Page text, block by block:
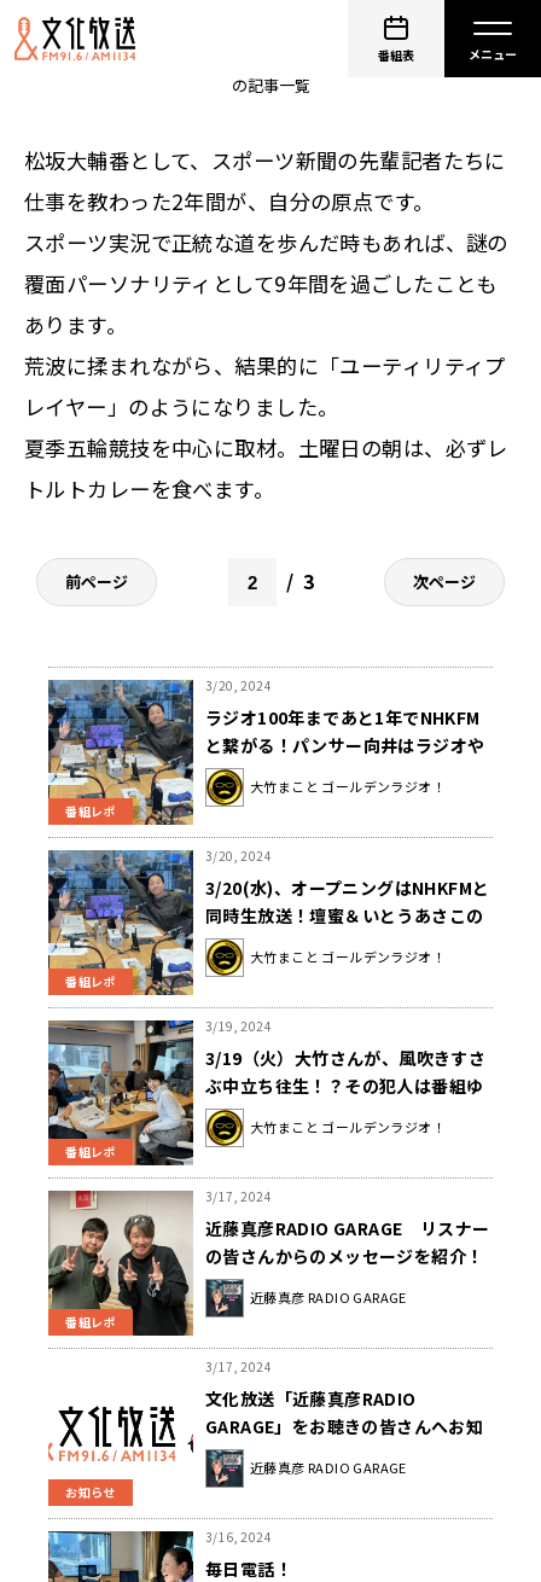
番組表
の記事一覧
松坂大輔番として、スポーツ新聞の先輩記者たちに
仕事を教わった2年間が、自分の原点です。
スポーツ実況で正統な道を歩んだ時もあれば、謎の
覆面パーソナリティとして9年間を過ごしたことも
あります。
荒波に揉まれながら、結果的に「ユーティリティプ
レイヤー」のようになりました。
夏季五輪競技を中心に取材。土曜日の朝は、必ずレ
トルトカレーを食べます。
前ページ 3 次ページ
番組レポ
3/20, 2024
ラジオ100年まであと1年でNHKFM
と繋がる！パンサー向井はラジオや
りすぎ！？
大竹まこと ゴールデンラジオ！
番組レポ
3/20, 2024
3/20(水)、オープニングはNHKFMと
同時生放送！壇蜜＆いとうあさこの
止まらないトークにパンサー向井慧
もタジタジで冷や汗・・・
大竹まこと ゴールデンラジオ！
番組レポ
3/19, 2024
3/19（火）大竹さんが、風吹きすさ
ぶ中立ち往生！？その犯人は番組ゆ
かりのあの人でした！
大竹まこと ゴールデンラジオ！
番組レポ
3/17, 2024
近藤真彦RADIO GARAGE リスナー
の皆さんからのメッセージを紹介！
近藤真彦 RADIO GARAGE
お知らせ
3/17, 2024
文化放送「近藤真彦RADIO
GARAGE」をお聴きの皆さんへお知
らせ
近藤真彦 RADIO GARAGE
3/16, 2024
毎日電話！